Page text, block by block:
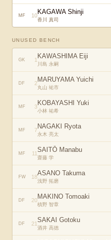
MF 10KAGAWA Shinji
香川 真司
UNUSED BENCH
GK 1 KAWASHIMA Eiji
川島 永嗣
DF 2MARUYAMA Yuichi
丸山 祐市
MF 3KOBAYASHI Yuki
小林 祐希
MF 7NAGAKI Ryota
永木 亮太
MF 11SAITŌ Manabu
齋藤 学
FW 18ASANO Takuma
浅野 拓磨
DF 20MAKINO Tomoaki
槙野 智章
DF 21SAKAI Gotoku
酒井 高徳